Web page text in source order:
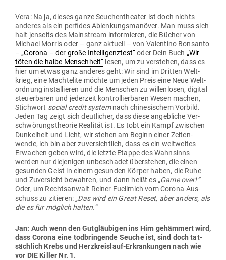
Vera: Na ja, dieses ganze Seu­chen­theater ist doch nichts
anderes als ein per­fides Ablen­kungs­ma­növer. Man muss sich
halt jen­seits des Main­stream infor­mieren, die Bücher von
Michael Morris oder – ganz aktuell – von Valentino Bonsanto
– „Corona – der große Intel­li­genztest“oder Dein Buch „Wir
töten die halbe Menschheit“ lesen, um zu ver­stehen, dass es
hier um etwas ganz anderes geht: Wir sind im Dritten Welt­
krieg, eine Macht­elite möchte um jeden Preis eine Neue Welt­
ordnung instal­lieren und die Men­schen zu wil­len­losen, digital
steu­er­baren und jederzeit kon­trol­lier­baren Wesen machen,
Stichwort social credit systemnach chi­ne­si­schem Vorbild.
Jeden Tag zeigt sich deut­licher, dass diese angeb­liche Ver­
schwö­rungs­theorie Rea­lität ist. Es tobt ein Kampf zwi­schen
Dun­kelheit und Licht, wir stehen am Beginn einer Zei­ten­
wende, ich bin aber zuver­sichtlich, dass es ein welt­weites
Erwachen geben wird, die letzte Etappe des Wahn­sinns
werden nur die­je­nigen unbe­schadet über­stehen, die einen
gesunden Geist in einem gesunden Körper haben, die Ruhe
und Zuver­sicht bewahren, und dann heißt es „Game over!“
Oder, um Rechts­anwalt Reiner Fuellmich vom Corona-Aus­
schuss zu zitieren: „Das wird ein Great Reset, aber anders, als
die es für möglich halten.“
Jan: Auch wenn den Gut­gläu­bigen ins Hirn gehämmert wird,
dass Corona eine tod­brin­gende Seuche ist, sind doch tat­
sächlich Krebs und Herz­kreislauf-Erkran­kungen nach wie
vor DIE Killer Nr. 1.